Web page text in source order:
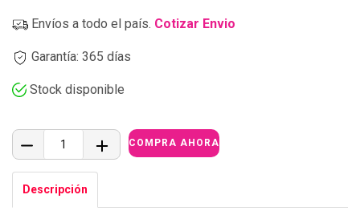
Envíos a todo el país. Cotizar Envio
Garantía: 365 días
Stock disponible
Descripción